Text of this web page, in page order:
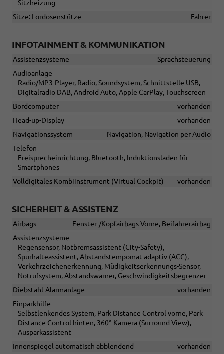
Sitzheizung
Sitze: Lordosenstütze
Fahrer
INFOTAINMENT & KOMMUNIKATION
Assistenzsysteme
Sprachsteuerung
Audioanlage
Radio/MP3-Player, Radio, Soundsystem, Schnittstelle USB,
Digitalradio DAB, Android Auto, Apple CarPlay, Touchscreen
Bordcomputer
vorhanden
Head-up-Display
vorhanden
Navigationssystem
Navigation, Navigation per Audio
Telefon
Freisprecheinrichtung, Bluetooth, Induktionsladen für
Smartphones
Volldigitales Kombiinstrument (Virtual Cockpit)
vorhanden
SICHERHEIT & ASSISTENZ
Airbags
Fenster-/Kopfairbags Vorne, Beifahrerairbag
Assistenzsysteme
Regensensor, Notbremsassistent (City-Safety),
Spurhalteassistent, Abstandstempomat adaptiv (ACC),
Verkehrzeichenerkennung, Müdigkeitserkennungs-Sensor,
Notrufsystem, Abstandswarner, Geschwindigkeitsbegrenzer
Diebstahl-Alarmanlage
vorhanden
Einparkhilfe
Selbstlenkendes System, Park Distance Control vorne, Park
Distance Control hinten, 360°-Kamera (Surround View),
Ausparkassistent
Innenspiegel automatisch abblendend
vorhanden